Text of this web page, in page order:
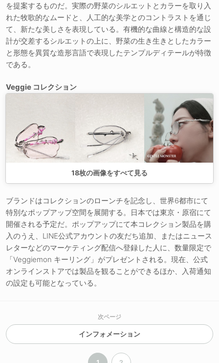
を提案するものだ。実際の野菜のシルエットとカラーを取り入
れた牧歌的なムードと、人工的な美学とのコントラストを通じ
て、新たな美しさを表現している。有機的な曲線と構造的な設
計が交差するシルエットの上に、野菜の生き生きとしたカラー
と形態を異質な造形言語で表現したテンプルディテールが特徴
である。
Veggie コレクション
18枚の画像をすべて見る
ブランドはコレクションのローンチを記念し、世界6都市にて
特別なポップアップ空間を展開する。日本では東京・原宿にて
開催される予定だ。ポップアップにて本コレクション製品を購
入のうえ、LINE公式アカウントの友だち追加、またはニュース
レターなどのマーケティング配信へ登録した人に、数量限定で
「Veggiemon キーリング」がプレゼントされる。現在、公式
オンラインストアでは製品を観ることができるほか、入荷通知
の設定も可能となっている。
次ページ
インフォメーション